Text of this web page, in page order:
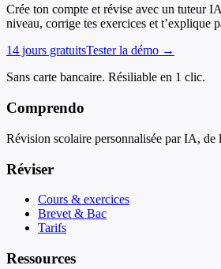
Crée ton compte et révise avec un tuteur
niveau, corrige tes exercices et t’explique
14 jours gratuitsTester la démo →
Sans carte bancaire. Résiliable en 1 clic.
Comprendo
Révision scolaire personnalisée par IA, de
Réviser
Cours & exercices
Brevet & Bac
Tarifs
Ressources